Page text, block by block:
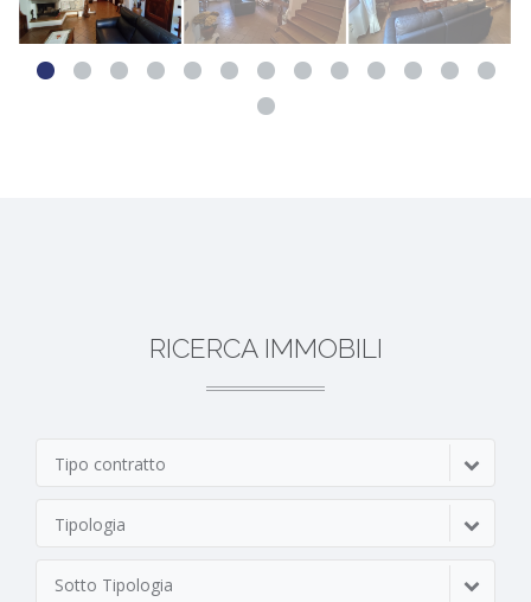
RICERCA IMMOBILI
Tipo contratto
Tipologia
Sotto Tipologia